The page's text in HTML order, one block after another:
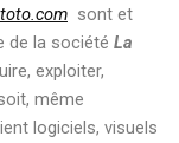
sont et
de la société La
exploiter,
même
logiciels, visuels